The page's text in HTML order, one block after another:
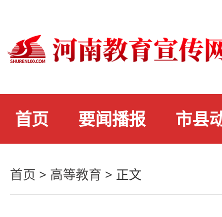
首页 要闻播报 市县
首页 > 高等教育 > 正文